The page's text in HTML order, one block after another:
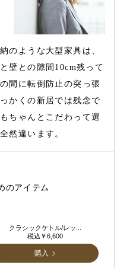
のような大型家具は、
壁との隙間10cm残って
間に転倒防止の突っ張
かくの新居では残念で
ちゃんとこだわって選
然違います。
のアイテム
クラシックケトル/レッ...
税込￥6,600
購入